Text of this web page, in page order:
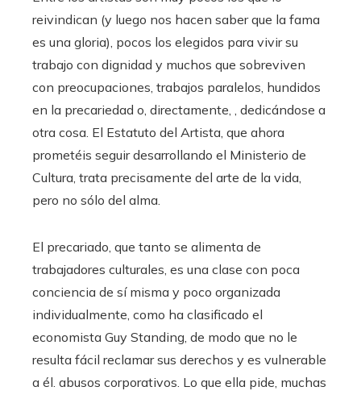
reivindican (y luego nos hacen saber que la fama
es una gloria), pocos los elegidos para vivir su
trabajo con dignidad y muchos que sobreviven
con preocupaciones, trabajos paralelos, hundidos
en la precariedad o, directamente, , dedicándose a
otra cosa. El Estatuto del Artista, que ahora
prometéis seguir desarrollando el Ministerio de
Cultura, trata precisamente del arte de la vida,
pero no sólo del alma.
El precariado, que tanto se alimenta de
trabajadores culturales, es una clase con poca
conciencia de sí misma y poco organizada
individualmente, como ha clasificado el
economista Guy Standing, de modo que no le
resulta fácil reclamar sus derechos y es vulnerable
a él. abusos corporativos. Lo que ella pide, muchas